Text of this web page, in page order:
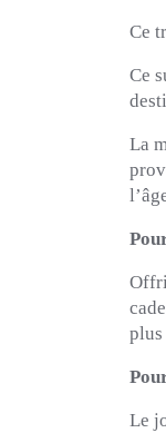
Ce
Ce
La
plus
Le